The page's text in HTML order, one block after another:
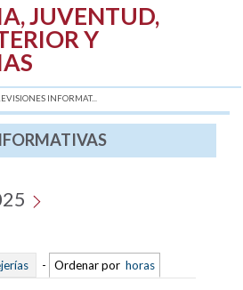
JUVENTUD,
Y
INFORMAT...
- Ordenar por horas